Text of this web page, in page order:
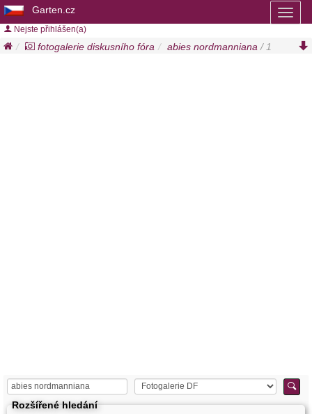
Garten.cz
Nejste přihlášen(a)
fotogalerie diskusního fóra abies nordmanniana / 1
Rozšířené hledání